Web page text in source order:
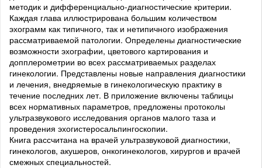
методик и дифференциально-диагностические критерии.
Каждая глава иллюстрирована большим количеством
эхограмм как типичного, так и нетипичного изображения
рассматриваемой патологии. Определены диагностические
возможности эхографии, цветового картирования и
допплерометрии во всех рассматриваемых разделах
гинекологии. Представлены новые направления диагностики
и лечения, внедряемые в гинекологическую практику в
течение последних лет. В приложение включены таблицы
всех нормативных параметров, предложены протоколы
ультразвукового исследования органов малого таза и
проведения эхогистеросальпингоскопии.
Книга рассчитана на врачей ультразвуковой диагностики,
гинекологов, акушеров, онкогинекологов, хирургов и врачей
смежных специальностей.